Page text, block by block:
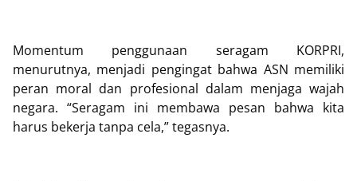
Momentum penggunaan seragam KORPRI,
menurutnya, menjadi pengingat bahwa ASN memiliki
peran moral dan profesional dalam menjaga wajah
negara. “Seragam ini membawa pesan bahwa kita
harus bekerja tanpa cela,” tegasnya.